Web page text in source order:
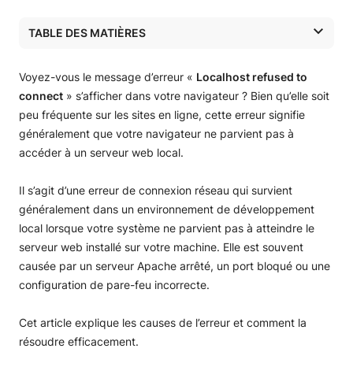
TABLE DES MATIÈRES
Que signifie « Localhost Refused to Connect » ?
Causes courantes de l’erreur « Localhost Refused to
Connect »
Comment corriger l’erreur « Localhost Refused to Connect
Méthode alternative pour accéder à Localhost
Connect » à l’avenir
Voyez-vous le message d’erreur « Localhost refused to
connect » s’afficher dans votre navigateur ? Bien qu’elle soit
peu fréquente sur les sites en ligne, cette erreur signifie
généralement que votre navigateur ne parvient pas à
accéder à un serveur web local.
Il s’agit d’une erreur de connexion réseau qui survient
généralement dans un environnement de développement
local lorsque votre système ne parvient pas à atteindre le
serveur web installé sur votre machine. Elle est souvent
causée par un serveur Apache arrêté, un port bloqué ou une
configuration de pare-feu incorrecte.
Cet article explique les causes de l’erreur et comment la
résoudre efficacement.